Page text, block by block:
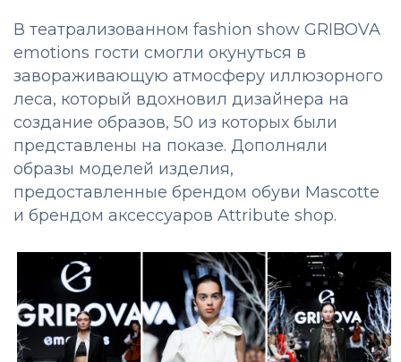
В театрализованном fashion show GRIBOVA
emotions гости смогли окунуться в
завораживающую атмосферу иллюзорного
леса, который вдохновил дизайнера на
создание образов, 50 из которых были
представлены на показе. Дополняли
образы моделей изделия,
предоставленные брендом обуви Mascotte
и брендом аксессуаров Attribute shop.